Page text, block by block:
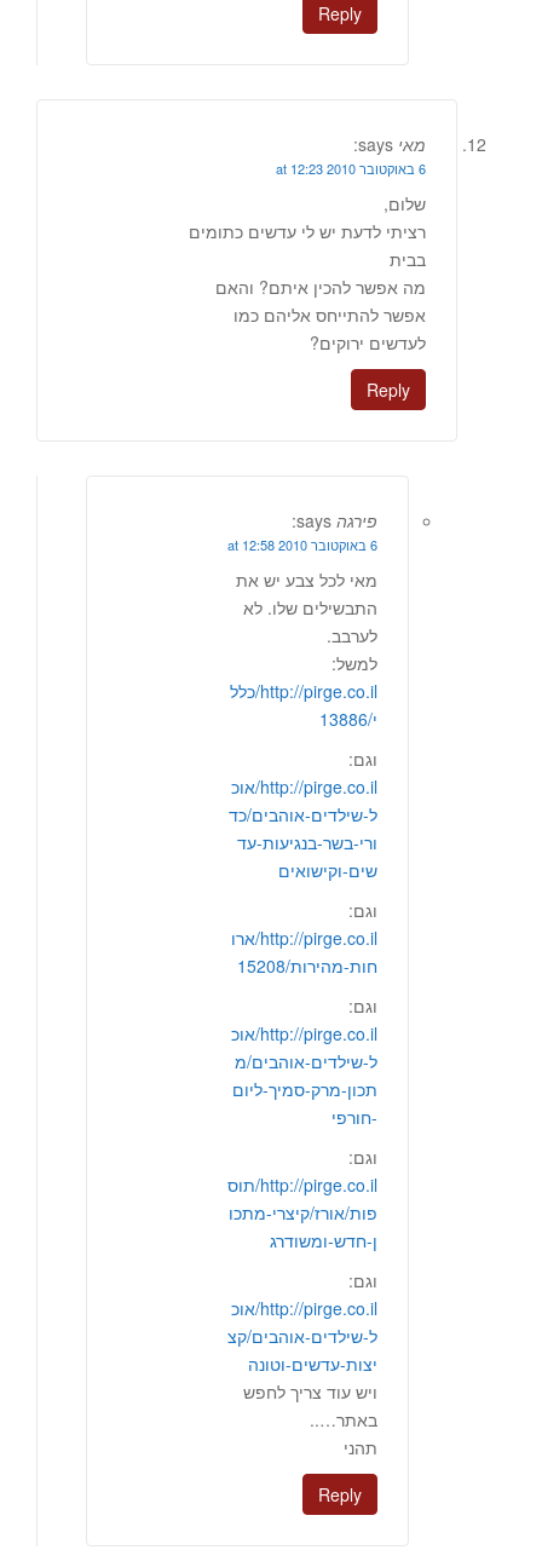
Reply
מאי says:
6 באוקטובר 2010 at 12:23
שלום,
רציתי לדעת יש לי עדשים כתומים
בבית
מה אפשר להכין איתם? והאם
אפשר להתייחס אליהם כמו
לעדשים ירוקים?
Reply
פירגה says:
6 באוקטובר 2010 at 12:58
מאי לכל צבע יש את
התבשילים שלו. לא
לערבב.
למשל:
http://pirge.co.il/כלל
י/13886
וגם:
http://pirge.co.il/אוכ
ל-שילדים-אוהבים/כד
ורי-בשר-בנגיעות-עד
שים-וקישואים
וגם:
http://pirge.co.il/ארו
חות-מהירות/15208
וגם:
http://pirge.co.il/אוכ
ל-שילדים-אוהבים/מ
תכון-מרק-סמיך-ליום
-חורפי
וגם:
http://pirge.co.il/תוס
פות/אורז/קיצרי-מתכו
ן-חדש-ומשודרג
וגם:
http://pirge.co.il/אוכ
ל-שילדים-אוהבים/קצ
יצות-עדשים-וטונה
ויש עוד צריך לחפש
באתר…..
תהני
Reply